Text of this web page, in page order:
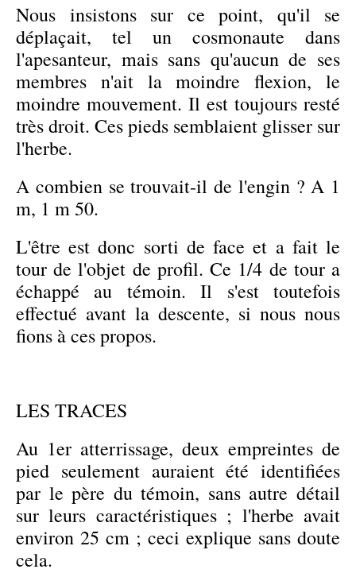
Nous insistons sur ce point, qu'il se
déplaçait, tel un cosmonaute dans
l'apesanteur, mais sans qu'aucun de ses
membres n'ait la moindre flexion, le
moindre mouvement. Il est toujours resté
très droit. Ces pieds semblaient glisser sur
l'herbe.
A combien se trouvait-il de l'engin ? A 1
m, 1 m 50.
L'être est donc sorti de face et a fait le
tour de l'objet de profil. Ce 1/4 de tour a
échappé au témoin. Il s'est toutefois
effectué avant la descente, si nous nous
fions à ces propos.
LES TRACES
Au 1er atterrissage, deux empreintes de
pied seulement auraient été identifiées
par le père du témoin, sans autre détail
sur leurs caractéristiques ; l'herbe avait
environ 25 cm ; ceci explique sans doute
cela.